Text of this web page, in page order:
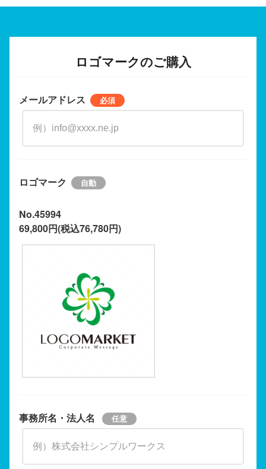
ロゴマークのご購入
メールアドレス
ロゴマーク
No.45994
69,800円(税込76,780円)
事務所名・法人名